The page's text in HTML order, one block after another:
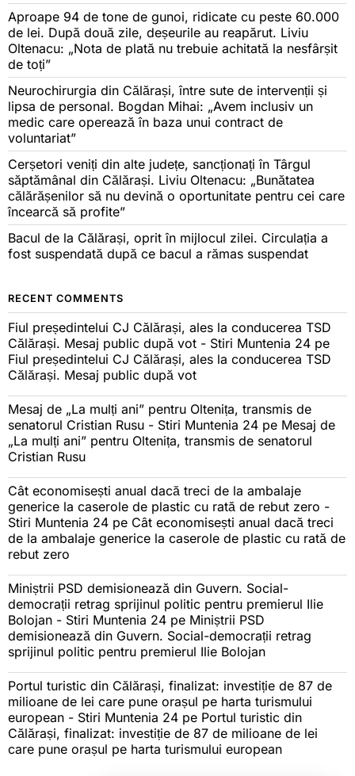
Aproape 94 de tone de gunoi, ridicate cu peste 60.000
de lei. După două zile, deșeurile au reapărut. Liviu
Oltenacu: „Nota de plată nu trebuie achitată la nesfârșit
de toți”
Neurochirurgia din Călărași, între sute de intervenții și
lipsa de personal. Bogdan Mihai: „Avem inclusiv un
medic care operează în baza unui contract de
voluntariat”
Cerșetori veniți din alte județe, sancționați în Târgul
săptămânal din Călărași. Liviu Oltenacu: „Bunătatea
călărășenilor să nu devină o oportunitate pentru cei care
încearcă să profite”
Bacul de la Călărași, oprit în mijlocul zilei. Circulația a
fost suspendată după ce bacul a rămas suspendat
RECENT COMMENTS
Fiul președintelui CJ Călărași, ales la conducerea TSD
Călărași. Mesaj public după vot - Stiri Muntenia 24 pe
Fiul președintelui CJ Călărași, ales la conducerea TSD
Călărași. Mesaj public după vot
Mesaj de „La mulți ani” pentru Oltenița, transmis de
senatorul Cristian Rusu - Stiri Muntenia 24 pe Mesaj de
„La mulți ani” pentru Oltenița, transmis de senatorul
Cristian Rusu
Cât economisești anual dacă treci de la ambalaje
generice la caserole de plastic cu rată de rebut zero -
Stiri Muntenia 24 pe Cât economisești anual dacă treci
de la ambalaje generice la caserole de plastic cu rată de
rebut zero
Miniștrii PSD demisionează din Guvern. Social-
democrații retrag sprijinul politic pentru premierul Ilie
Bolojan - Stiri Muntenia 24 pe Miniștrii PSD
demisionează din Guvern. Social-democrații retrag
sprijinul politic pentru premierul Ilie Bolojan
Portul turistic din Călărași, finalizat: investiție de 87 de
milioane de lei care pune orașul pe harta turismului
european - Stiri Muntenia 24 pe Portul turistic din
Călărași, finalizat: investiție de 87 de milioane de lei
care pune orașul pe harta turismului european